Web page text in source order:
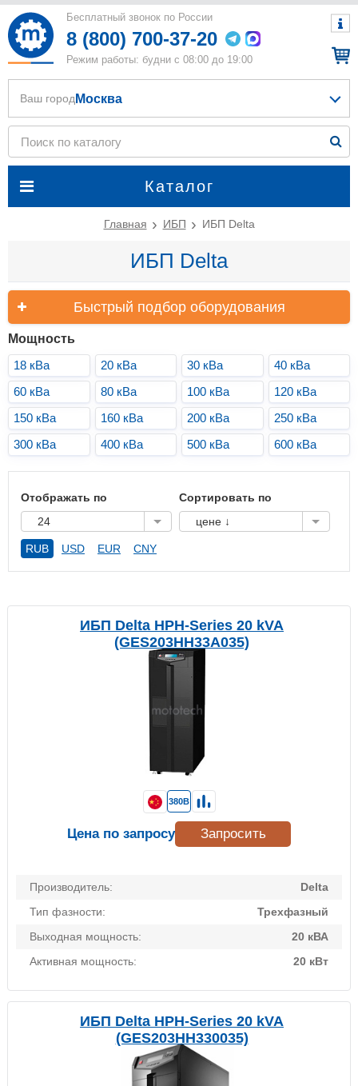
Бесплатный звонок по России
8 (800) 700-37-20
Режим работы: будни с 08:00 до 19:00
Каталог
Ваш город Москва
Главная ИБП ИБП Delta
ИБП Delta
Быстрый подбор оборудования
Мощность
18 кВа
20 кВа 30 кВа
40 кВа
60 кВа
80 кВа 100 кВа
120 кВа
150 кВа
160 кВа 200 кВа
250 кВа
300 кВа
400 кВа 500 кВа 600 кВа
Отображать по
24
Сортировать по
цене ↓
RUB USD EUR CNY
ИБП Delta HPH-Series 20 kVA
(GES203HH33A035)
Производитель:
Delta
Тип фазности:
Трехфазный
Выходная мощность:
20 кВА
Активная мощность:
20 кВт
380В
Цена по запросу Запросить
ИБП Delta HPH-Series 20 kVA
(GES203HH330035)